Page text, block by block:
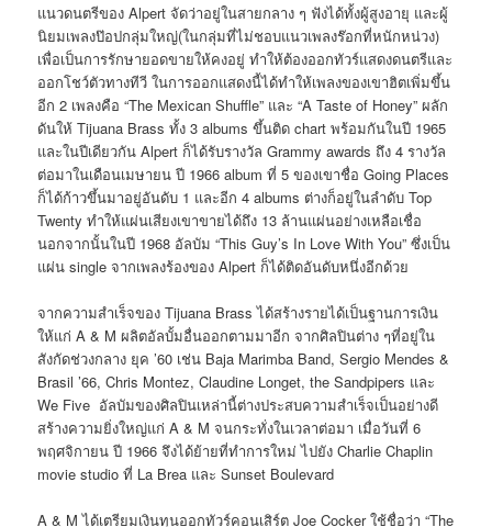
แนวดนตรีของ Alpert จัดว่าอยู่ในสายกลาง ๆ ฟังได้ทั้งผู้สูงอายุ และผู้
นิยมเพลงป๊อปกลุ่มใหญ่(ในกลุ่มที่ไม่ชอบแนวเพลงร๊อกที่หนักหน่วง)
เพื่อเป็นการรักษายอดขายให้คงอยู่ ทำให้ต้องออกทัวร์แสดงดนตรีและ
ออกโชว์ตัวทางทีวี ในการออกแสดงนี้ได้ทำให้เพลงของเขาฮิตเพิ่มขึ้น
อีก 2 เพลงคือ “The Mexican Shuffle” และ “A Taste of Honey” ผลัก
ดันให้ Tijuana Brass ทั้ง 3 albums ขึ้นติด chart พร้อมกันในปี 1965
และในปีเดียวกัน Alpert ก็ได้รับรางวัล Grammy awards ถึง 4 รางวัล
ต่อมาในเดือนเมษายน ปี 1966 album ที่ 5 ของเขาชื่อ Going Places
ก็ได้ก้าวขึ้นมาอยู่อันดับ 1 และอีก 4 albums ต่างก็อยู่ในลำดับ Top
Twenty ทำให้แผ่นเสียงเขาขายได้ถึง 13 ล้านแผ่นอย่างเหลือเชื่อ
นอกจากนั้นในปี 1968 อัลบัม “This Guy’s In Love With You” ซึ่งเป็น
แผ่น single จากเพลงร้องของ Alpert ก็ได้ติดอันดับหนึ่งอีกด้วย
จากความสำเร็จของ Tijuana Brass ได้สร้างรายได้เป็นฐานการเงิน
ให้แก่ A & M ผลิตอัลบั้มอื่นออกตามมาอีก จากศิลปินต่าง ๆที่อยู่ใน
สังกัดช่วงกลาง ยุค ’60 เช่น Baja Marimba Band, Sergio Mendes &
Brasil ’66, Chris Montez, Claudine Longet, the Sandpipers และ
We Five อัลบัมของศิลปินเหล่านี้ต่างประสบความสำเร็จเป็นอย่างดี
สร้างความยิ่งใหญ่แก่ A & M จนกระทั่งในเวลาต่อมา เมื่อวันที่ 6
พฤศจิกายน ปี 1966 จึงได้ย้ายที่ทำการใหม่ ไปยัง Charlie Chaplin
movie studio ที่ La Brea และ Sunset Boulevard
A & M ได้เตรียมเงินทุนออกทัวร์คอนเสิร์ต Joe Cocker ใช้ชื่อว่า “The